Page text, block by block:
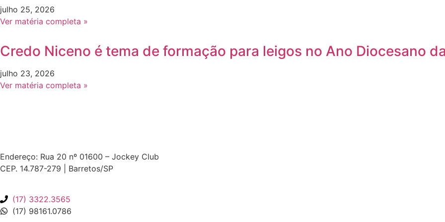
julho 25, 2026
Ver matéria completa »
Credo Niceno é tema de formação para leigos no Ano Diocesano
julho 23, 2026
Ver matéria completa »
Endereço: Rua 20 nº 01600 – Jockey Club
CEP. 14.787-279 | Barretos/SP
(17) 3322.3565
(17) 98161.0786